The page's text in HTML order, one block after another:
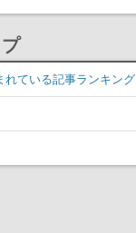
れている記事ランキング